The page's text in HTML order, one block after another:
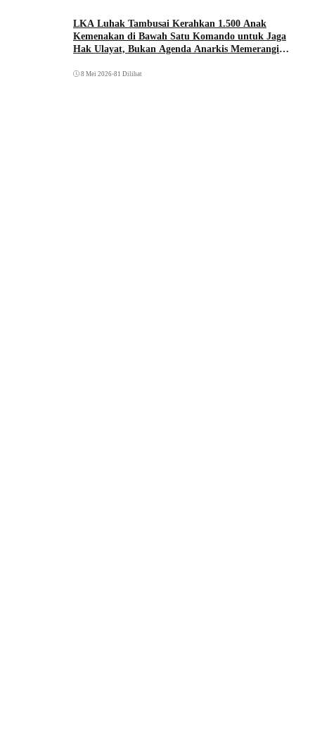
LKA Luhak Tambusai Kerahkan 1.500 Anak
Kemenakan di Bawah Satu Komando untuk Jaga
Hak Ulayat, Bukan Agenda Anarkis Memerangi
8 Mei 2026•81 Dilihat